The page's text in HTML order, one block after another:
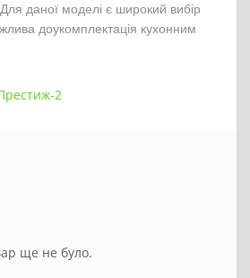
Для даної моделі є широкий вибір
доукомплектація кухонним
2
ще не було.